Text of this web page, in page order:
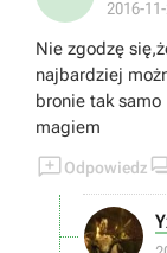
2016-
Nie zgodzę się,że barik musi być typowym tankiem jak
najbardziej można go zrobić
bronie tak samo lantry może być spokojnie ofensywnym
magiem
Odpowiedz